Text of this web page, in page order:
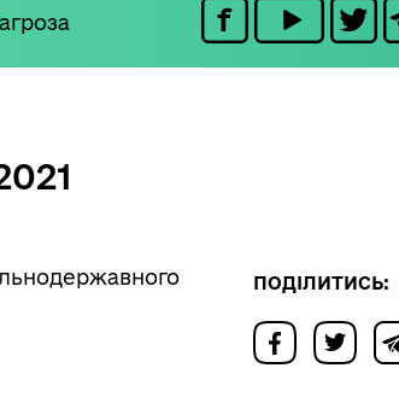
ПОДІЛИТИСЬ: